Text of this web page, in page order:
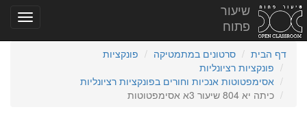
שיעור
פתוח
דף הבית סרטונים במתמטיקה
פונקציות
פונקציות רציונליות
אסימפטוטות אנכיות וחורים בפונקציות רציונליות
כיתה יא 804 שיעור 3א אסימפטוטות